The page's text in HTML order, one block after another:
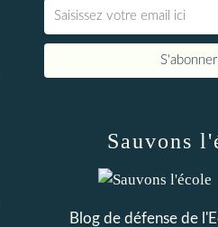
Sauvons
Blog de défense de